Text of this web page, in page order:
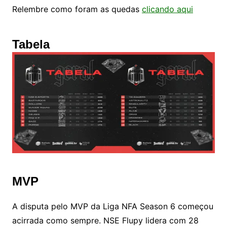
Relembre como foram as quedas clicando aqui
Tabela
MVP
A disputa pelo MVP da Liga NFA Season 6 começou
acirrada como sempre. NSE Flupy lidera com 28